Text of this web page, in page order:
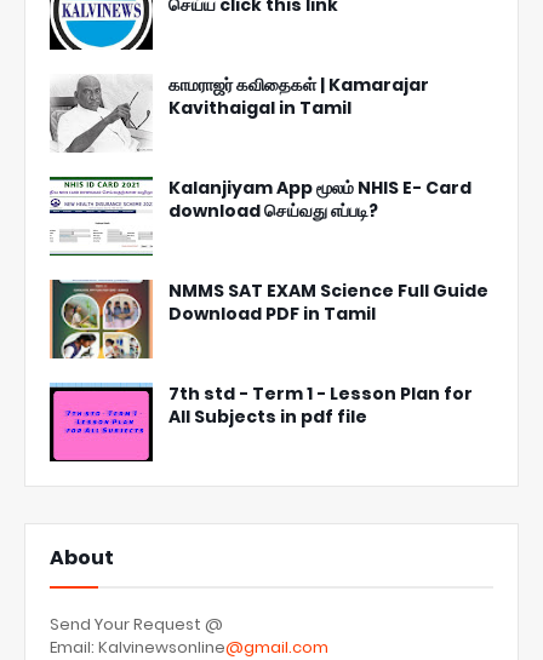
காமராஜர் கவிதைகள் | Kamarajar
Kavithaigal in Tamil
Kalanjiyam App மூலம் NHIS E- Card
download செய்வது எப்படி?
NMMS SAT EXAM Science Full Guide
Download PDF in Tamil
7th std - Term 1 - Lesson Plan for
All Subjects in pdf file
About
Send Your Request @
Email: Kalvinewsonline@gmail.com